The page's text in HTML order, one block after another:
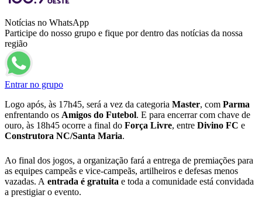
Notícias no WhatsApp
Participe do nosso grupo e fique por dentro das notícias da nossa
região
Entrar no grupo
Logo após, às 17h45, será a vez da categoria Master, com Parma
enfrentando os Amigos do Futebol. E para encerrar com chave de
ouro, às 18h45 ocorre a final do Força Livre, entre Divino FC e
Construtora NC/Santa Maria.
Ao final dos jogos, a organização fará a entrega de premiações para
as equipes campeãs e vice-campeãs, artilheiros e defesas menos
vazadas. A entrada é gratuita e toda a comunidade está convidada
a prestigiar o evento.